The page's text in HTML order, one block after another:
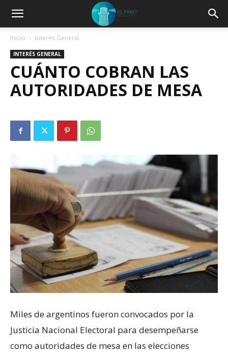
Inicio Interés General
INTERÉS GENERAL
CUÁNTO COBRAN LAS
AUTORIDADES DE MESA
Miles de argentinos fueron convocados por la
Justicia Nacional Electoral para desempeñarse
como autoridades de mesa en las elecciones